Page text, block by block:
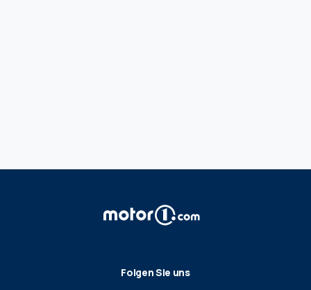
Folgen Sie uns